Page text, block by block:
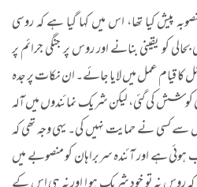
نے جو اپنا 10نکاتی منصوبہ پیش کیا تھا، اس میں کہا گیا ہے کہ روسی
کو یقینی بنانے اور روس پر جنگی جرائم پر
قیام عمل میں لایا جائے۔ ان نکات پر جدہ
کی گئی، لیکن شریک نمائندوں میں آلہ
سے کسی نے حمایت نہیں کی۔ یہی وجہ تھی کہ
ب ہوئی ہے اور آئندہ سربراہان کو منصوبے میں